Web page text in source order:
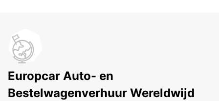
Europcar Auto- en
Bestelwagenverhuur Wereldwijd